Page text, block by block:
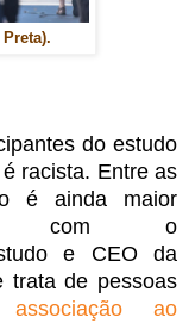
do estudo
racista. Entre as
é ainda maior
com o
e CEO da
trata de pessoas
ao